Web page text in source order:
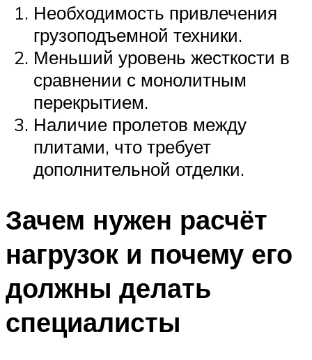
Необходимость привлечения
грузоподъемной техники.
Меньший уровень жесткости в
сравнении с монолитным
перекрытием.
Наличие пролетов между
плитами, что требует
дополнительной отделки.
Зачем нужен расчёт
нагрузок и почему его
должны делать
специалисты